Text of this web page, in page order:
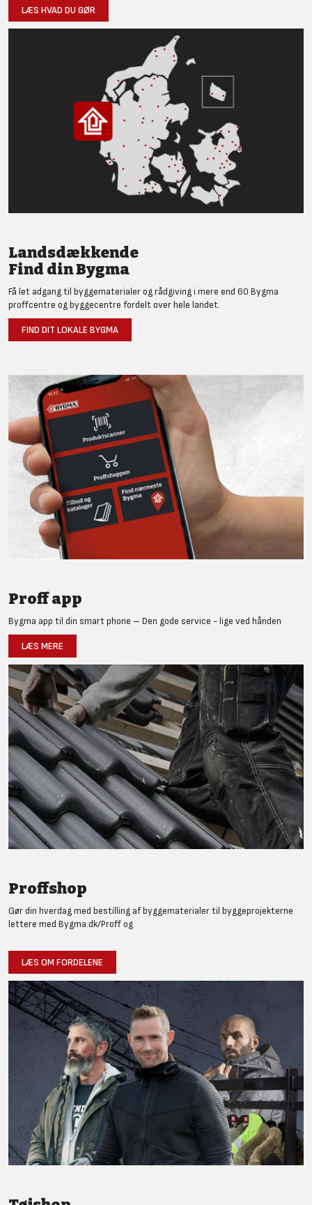
LÆS HVAD DU GØR
Landsdækkende
Find din Bygma
Få let adgang til byggematerialer og rådgiving i mere end 60 Bygma
proffcentre og byggecentre fordelt over hele landet.
FIND DIT LOKALE BYGMA
Proff app
Bygma app til din smart phone – Den gode service - lige ved hånden
LÆS MERE
Proffshop
Gør din hverdag med bestilling af byggematerialer til byggeprojekterne
lettere med Bygma.dk/Proff og
LÆS OM FORDELENE